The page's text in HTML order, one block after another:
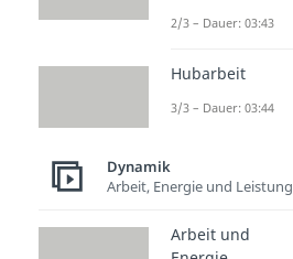
2/3 – Dauer: 03:43
Hubarbeit
3/3 – Dauer: 03:44
Dynamik
Arbeit, Energie und Leistung
Arbeit und